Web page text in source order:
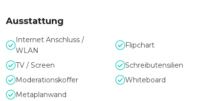
Ausstattung
Internet Anschluss /
WLAN
Flipchart
TV / Screen
Schreibutensilien
Moderationskoffer
Whiteboard
Metaplanwand